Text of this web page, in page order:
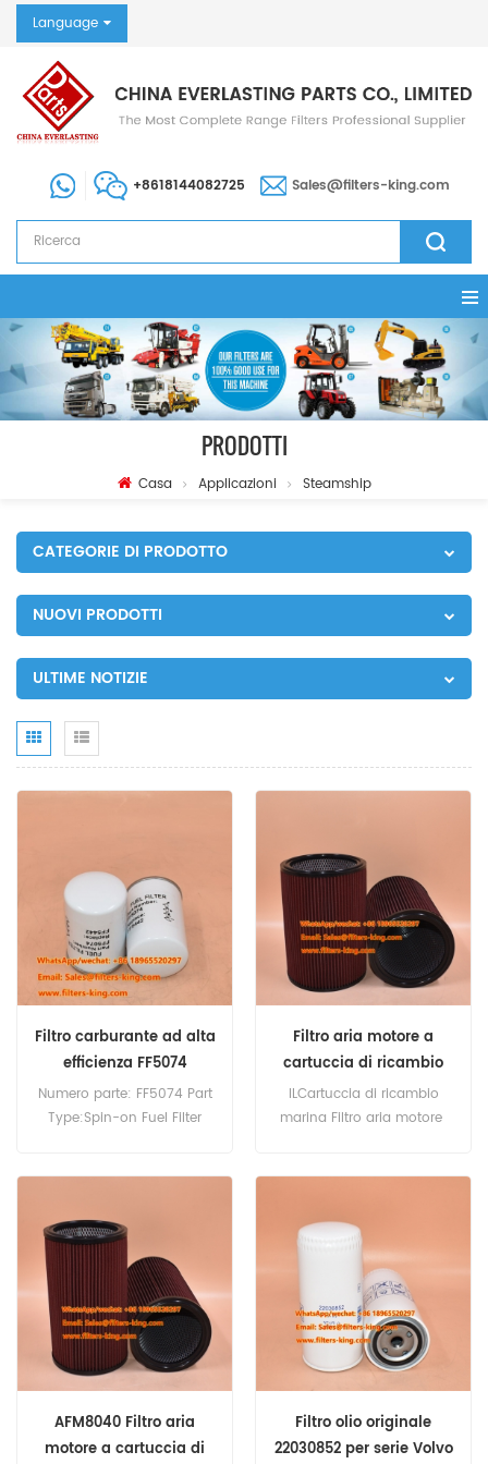
Language
+8618144082725 Sales@filters-king.com
PRODOTTI
Casa Applicazioni Steamship
CATEGORIE DI PRODOTTO
NUOVI PRODOTTI
ULTIME NOTIZIE
Filtro carburante ad alta
efficienza FF5074
FF5074CS
Numero parte: FF5074 Part
Type:Spin-on Fuel Filter
Filtro aria motore a
cartuccia di ricambio
marino AFM8050
ILCartuccia di ricambio
marina Filtro aria motore
motore di bordo marino.
AFM8040 Filtro aria
motore a cartuccia di
Filtro olio originale
22030852 per serie Volvo